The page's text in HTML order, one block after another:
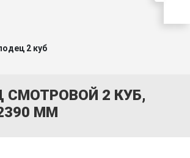
2 куб
СМОТРОВОЙ 2 КУБ,
ММ